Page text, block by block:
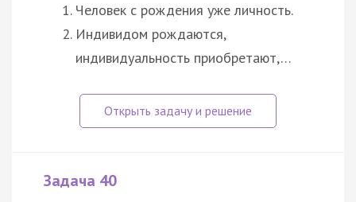
Человек с рождения уже личность.
Индивидом рождаются,
индивидуальность приобретают,…
Задача 40